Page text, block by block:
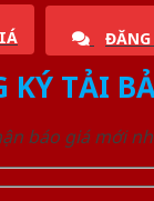
ĐĂNG
KÝ TẢI
báo giá mới